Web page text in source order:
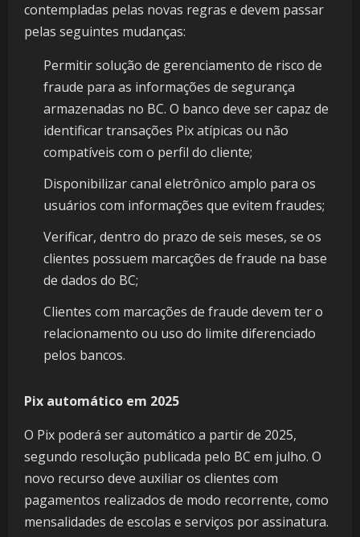
contempladas pelas novas regras e devem passar
pelas seguintes mudanças:
Permitir solução de gerenciamento de risco de
fraude para as informações de segurança
armazenadas no BC. O banco deve ser capaz de
identificar transações Pix atípicas ou não
compatíveis com o perfil do cliente;
Disponibilizar canal eletrônico amplo para os
usuários com informações que evitem fraudes;
Verificar, dentro do prazo de seis meses, se os
clientes possuem marcações de fraude na base
de dados do BC;
Clientes com marcações de fraude devem ter o
relacionamento ou uso do limite diferenciado
pelos bancos.
Pix automático em 2025
O Pix poderá ser automático a partir de 2025,
segundo resolução publicada pelo BC em julho. O
novo recurso deve auxiliar os clientes com
pagamentos realizados de modo recorrente, como
mensalidades de escolas e serviços por assinatura.